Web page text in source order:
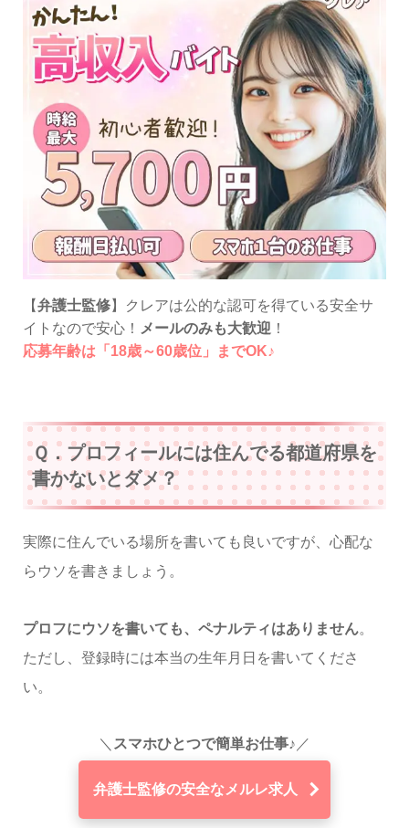
【弁護士監修】クレアは公的な認可を得ている安全サ
イトなので安心！ メールのみも大歓迎！
応募年齢は「18歳～60歳位」までOK♪
Ｑ．プロフィールには住んでる都道府県を
書かないとダメ？
実際に住んでいる場所を書いても良いですが、心配な
らウソを書きましょう。
プロフにウソを書いても、ペナルティはありません。
ただし、登録時には本当の生年月日を書いてくださ
い。
＼ スマホひとつで簡単お仕事♪ ／
弁護士監修の安全なメルレ求人